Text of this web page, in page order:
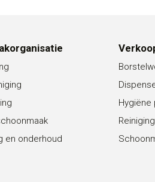
en onderhoud
Hygiëne